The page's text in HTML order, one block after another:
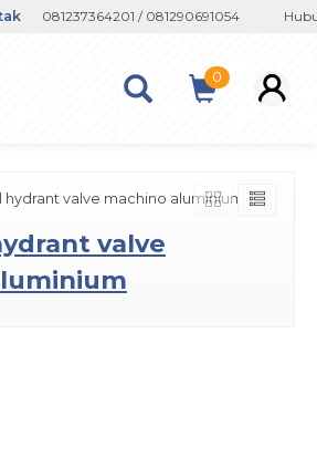
/ 081237364201 / 081290691054
0
hydrant valve machino aluminium"
valve